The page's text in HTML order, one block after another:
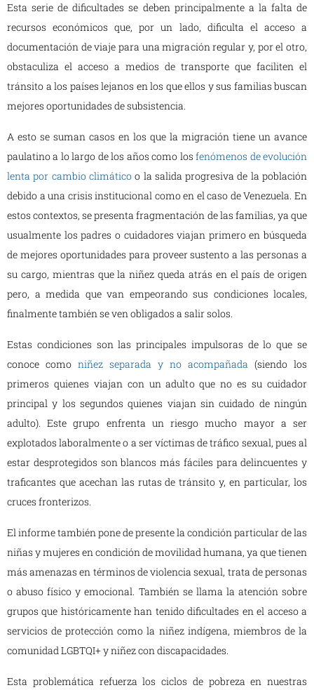
Esta serie de dificultades se deben principalmente a la falta de
recursos económicos que, por un lado, dificulta el acceso a
documentación de viaje para una migración regular y, por el otro,
obstaculiza el acceso a medios de transporte que faciliten el
tránsito a los países lejanos en los que ellos y sus familias buscan
mejores oportunidades de subsistencia.
A esto se suman casos en los que la migración tiene un avance
paulatino a lo largo de los años como los fenómenos de evolución
lenta por cambio climático o la salida progresiva de la población
debido a una crisis institucional como en el caso de Venezuela. En
estos contextos, se presenta fragmentación de las familias, ya que
usualmente los padres o cuidadores viajan primero en búsqueda
de mejores oportunidades para proveer sustento a las personas a
su cargo, mientras que la niñez queda atrás en el país de origen
pero, a medida que van empeorando sus condiciones locales,
finalmente también se ven obligados a salir solos.
Estas condiciones son las principales impulsoras de lo que se
conoce como niñez separada y no acompañada (siendo los
primeros quienes viajan con un adulto que no es su cuidador
principal y los segundos quienes viajan sin cuidado de ningún
adulto). Este grupo enfrenta un riesgo mucho mayor a ser
explotados laboralmente o a ser víctimas de tráfico sexual, pues al
estar desprotegidos son blancos más fáciles para delincuentes y
traficantes que acechan las rutas de tránsito y, en particular, los
cruces fronterizos.
El informe también pone de presente la condición particular de las
niñas y mujeres en condición de movilidad humana, ya que tienen
más amenazas en términos de violencia sexual, trata de personas
o abuso físico y emocional. También se llama la atención sobre
grupos que históricamente han tenido dificultades en el acceso a
servicios de protección como la niñez indígena, miembros de la
comunidad LGBTQI+ y niñez con discapacidades.
Esta problemática refuerza los ciclos de pobreza en nuestras